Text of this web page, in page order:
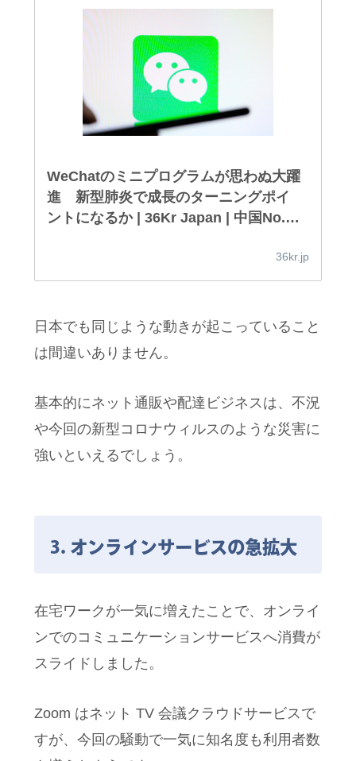
WeChatのミニプログラムが思わぬ大躍
進 新型肺炎で成長のターニングポイ
ントになるか | 36Kr Japan | 中国No.1
36kr.jp
日本でも同じような動きが起こっていること
は間違いありません。
基本的にネット通販や配達ビジネスは、不況
や今回の新型コロナウィルスのような災害に
強いといえるでしょう。
3. オンラインサービスの急拡大
在宅ワークが一気に増えたことで、オンライ
ンでのコミュニケーションサービスへ消費が
スライドしました。
Zoom はネット TV 会議クラウドサービスで
すが、今回の騒動で一気に知名度も利用者数